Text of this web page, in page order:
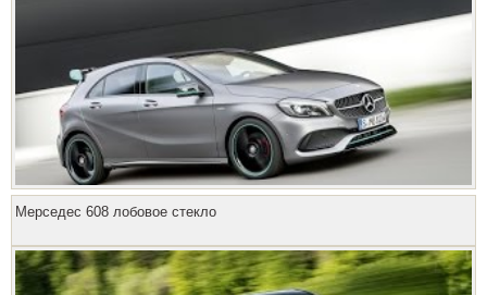
Мерседес 608 лобовое стекло